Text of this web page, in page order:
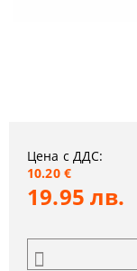
Цена с ДДС:
10.20 €
19.95 лв.